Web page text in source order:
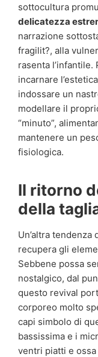
sottocultura
delicatezza
narrazione
fragilit?, alla
rasenta
incarnare
indossare un
modellare il
“minuto”,
mantenere un
fisiologica.
Il ritorno
della
Un’altra
recupera gli
Sebbene possa
nostalgico, dal
questo revival
corporeo molto
capi simbolo di
bassissima e i
ventri piatti e